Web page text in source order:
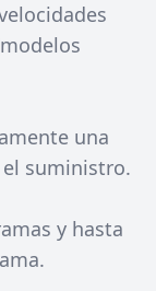
una
suministro.
y hasta